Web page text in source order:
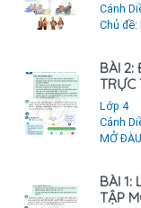
Cánh
Chủ
BÀI 2:
TRỰC
Lớp 4
Cánh
MỞ ĐÀU
BÀI 1:
TẬP